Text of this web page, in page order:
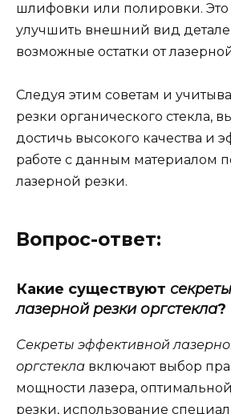
шлифовки или полировки. Это
улучшить внешний вид
возможные остатки от
Следуя этим советам и
резки органического стекла,
достичь высокого качества и
работе с данным материалом
лазерной резки.
Вопрос-ответ:
Какие существуют
лазерной резки оргстекла?
Секреты эффективной
оргстекла включают выбор
мощности лазера,
резки, использование